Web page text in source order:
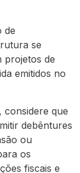
de
se
projetos de
emitidos no
considere que
debêntures
ou
os
fiscais e